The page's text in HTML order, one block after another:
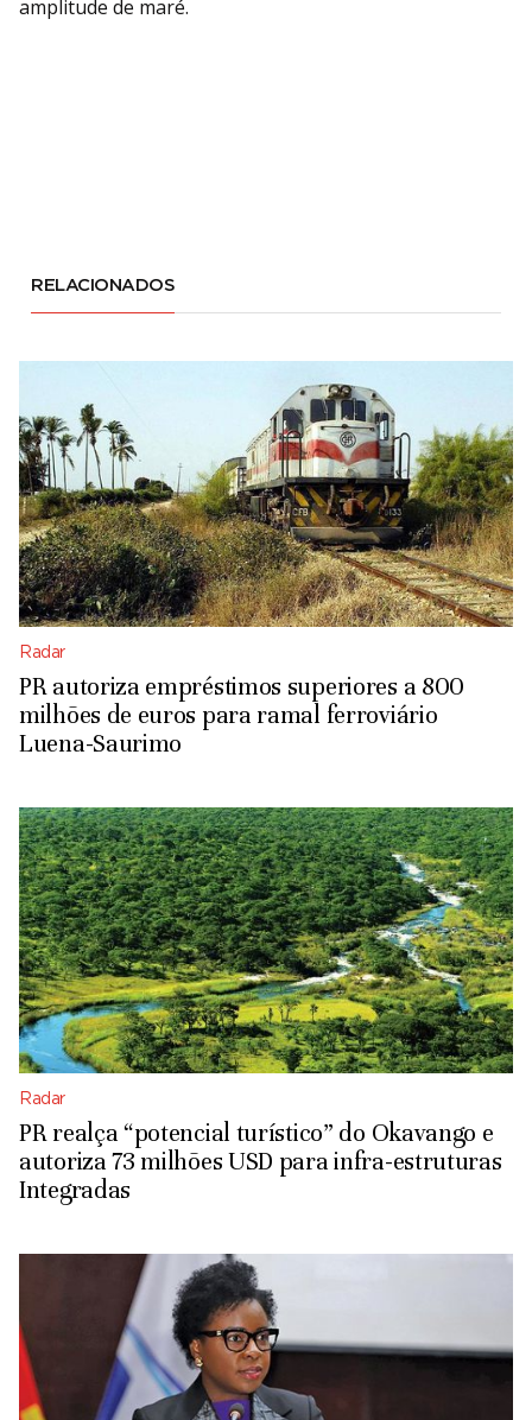
amplitude de maré.
RELACIONADOS
Radar
PR autoriza empréstimos superiores a 800
milhões de euros para ramal ferroviário
Luena-Saurimo
Radar
PR realça “potencial turístico” do Okavango e
autoriza 73 milhões USD para infra-estruturas
Integradas